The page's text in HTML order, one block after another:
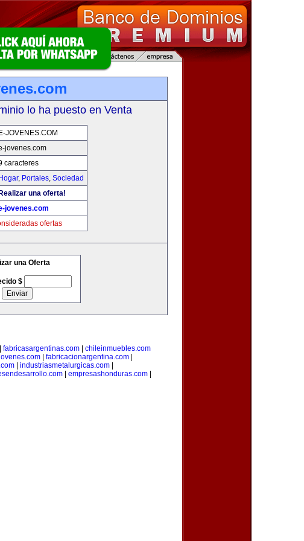
lo ha puesto en Venta
E-JOVENES.COM
jovenes.com
caracteres
Hogar, Portales, Sociedad
Realizar una oferta!
jovenes.com
ofertas
una Oferta
$
fabricasargentinas.com| chileinmuebles.com
| fabricacionargentina.com|
industriasmetalurgicas.com
| empresashonduras.com|